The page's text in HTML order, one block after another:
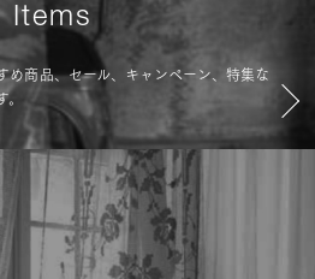
Items
め商品、セール、キャンペーン、特集な